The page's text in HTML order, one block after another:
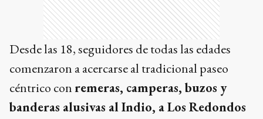
Desde las 18, seguidores de todas las edades
comenzaron a acercarse al tradicional paseo
céntrico conremeras, camperas, buzos y
banderas alusivas al Indio, a Los Redondos